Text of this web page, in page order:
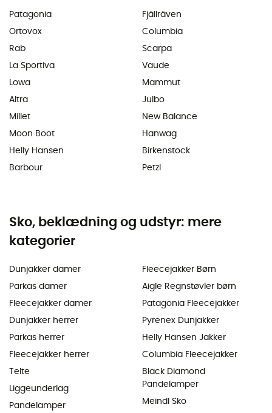
Patagonia
Ortovox
Rab
La Sportiva
Lowa
Altra
Millet
Moon Boot
Helly Hansen
Barbour
Fjällräven
Columbia
Scarpa
Vaude
Mammut
Julbo
New Balance
Hanwag
Birkenstock
Petzl
Sko, beklædning og udstyr: mere
kategorier
Dunjakker damer
Parkas damer
Fleecejakker damer
Dunjakker herrer
Parkas herrer
Fleecejakker herrer
Telte
Liggeunderlag
Pandelamper
Fleecejakker Børn
Aigle Regnstøvler børn
Patagonia Fleecejakker
Pyrenex Dunjakker
Helly Hansen Jakker
Columbia Fleecejakker
Black Diamond
Pandelamper
Meindl Sko